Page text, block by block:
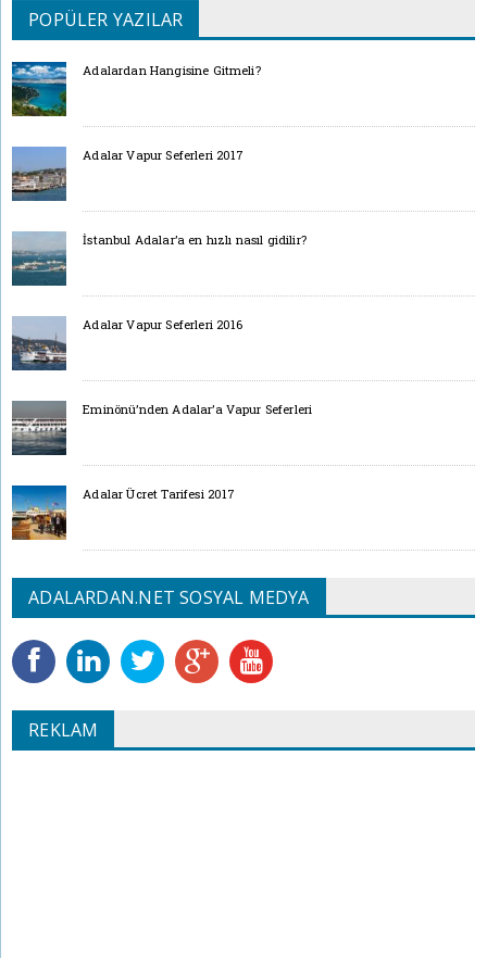
POPÜLER YAZILAR
Adalardan Hangisine Gitmeli?
Adalar Vapur Seferleri 2017
İstanbul Adalar’a en hızlı nasıl gidilir?
Adalar Vapur Seferleri 2016
Eminönü’nden Adalar’a Vapur Seferleri
Adalar Ücret Tarifesi 2017
ADALARDAN.NET SOSYAL MEDYA
REKLAM